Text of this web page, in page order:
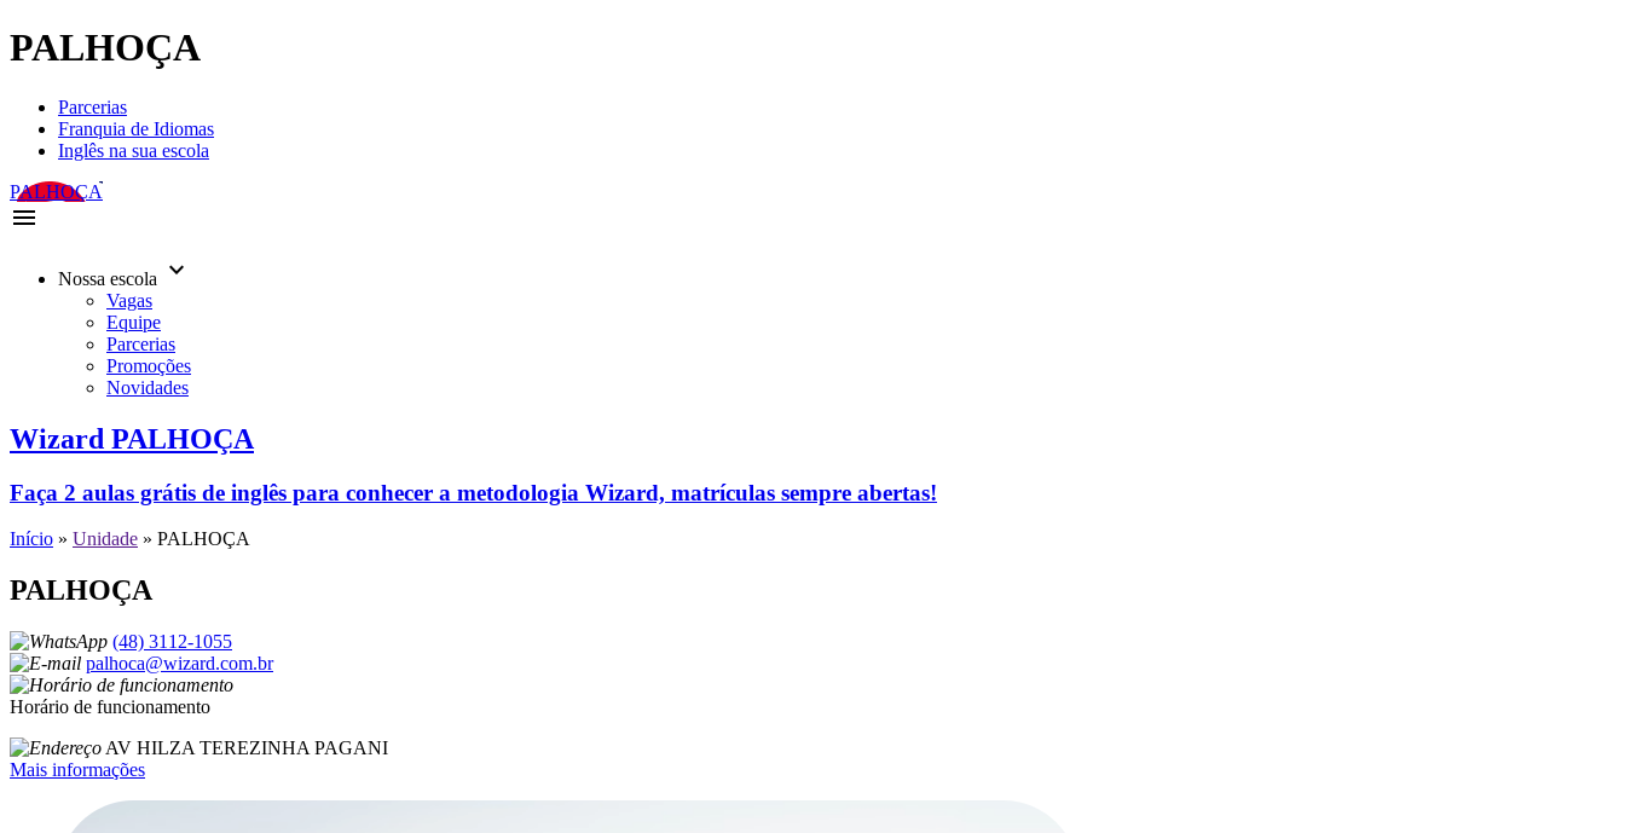
PALHOÇA
Parcerias
Franquia de Idiomas
Inglês na sua escola
PALHOÇA
menu
Nossa escola keyboard_arrow_down
Vagas
Equipe
Parcerias
Promoções
Novidades
Wizard PALHOÇA
Faça 2 aulas grátis de inglês para conhecer a metodologia Wizard, matrículas sempre abertas!
Início » Unidade » PALHOÇA
PALHOÇA
(48) 3112-1055
palhoca@wizard.com.br
Horário de funcionamento
AV HILZA TEREZINHA PAGANI
Mais informações